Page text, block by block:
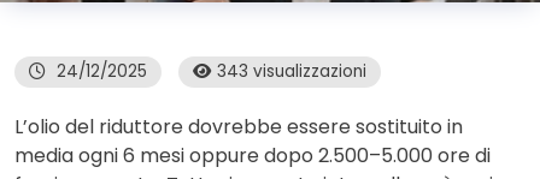
24/12/2025 343 visualizzazioni
L’olio del riduttore dovrebbe essere sostituito in
media ogni 6 mesi oppure dopo 2.500–5.000 ore di